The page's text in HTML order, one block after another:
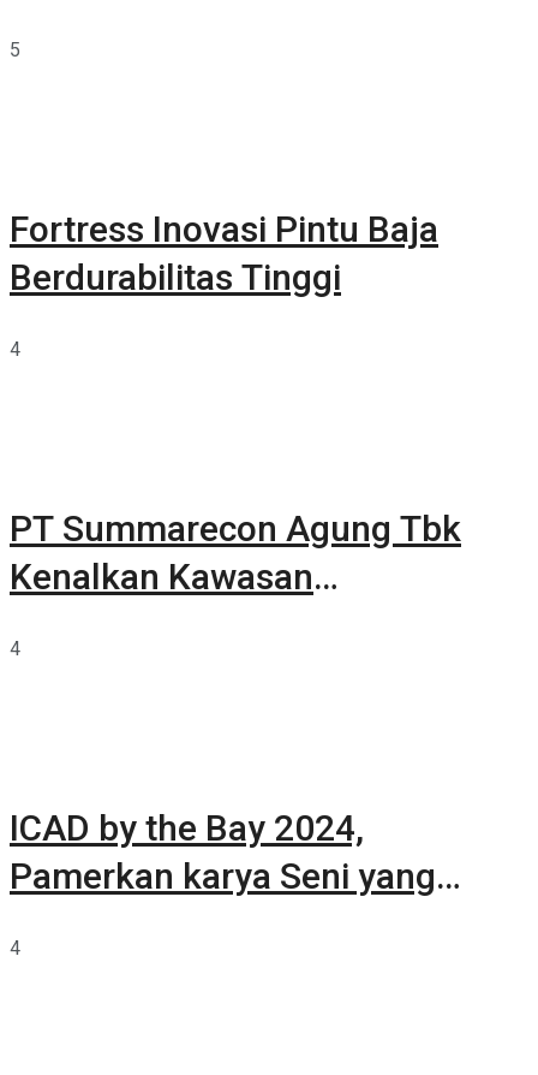
5
Fortress Inovasi Pintu Baja
Berdurabilitas Tinggi
4
PT Summarecon Agung Tbk
Kenalkan Kawasan
4
ICAD by the Bay 2024,
Pamerkan karya Seni yang
4